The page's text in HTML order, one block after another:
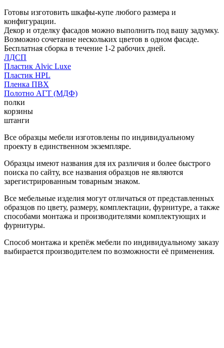
Готовы изготовить шкафы-купе любого размера и
конфигурации.
Декор и отделку фасадов можно выполнить под вашу задумку.
Возможно сочетание нескольких цветов в одном фасаде.
Бесплатная сборка в течение 1-2 рабочих дней.
ЛДСП
Пластик Alvic Luxe
Пластик HPL
Пленка ПВХ
Полотно АГТ (МДФ)
полки
корзины
штанги
Все образцы мебели изготовлены по индивидуальному
проекту в единственном экземпляре.
Образцы имеют названия для их различия и более быстрого
поиска по сайту, все названия образцов не являются
зарегистрированным товарным знаком.
Все мебельные изделия могут отличаться от представленных
образцов по цвету, размеру, комплектации, фурнитуре, а также
способами монтажа и производителями комплектующих и
фурнитуры.
Способ монтажа и крепёж мебели по индивидуальному заказу
выбирается производителем по возможности её применения.